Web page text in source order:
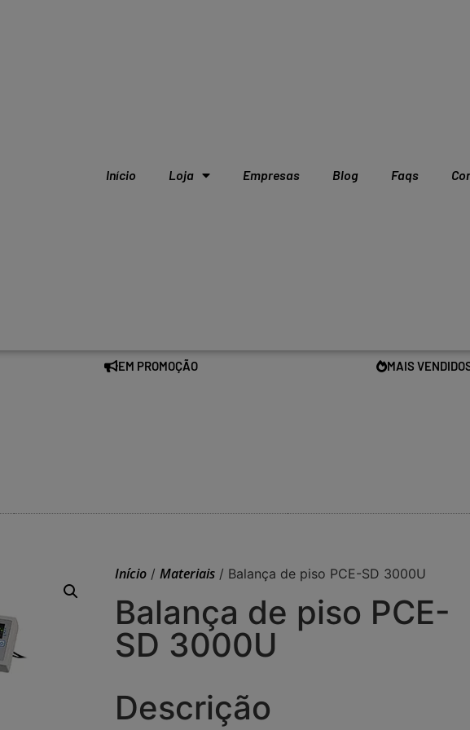
Início Loja Empresas Blog Faqs
EM PROMOÇÃO MAIS
Início / Materiais / Balança de piso PCE-SD 3000U
Balança de piso PCE-
SD 3000U
Descrição